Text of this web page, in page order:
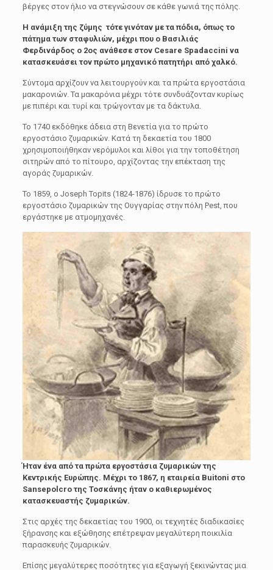
βέργες στον ήλιο να στεγνώσουν σε κάθε γωνιά της πόλης.
Η ανάμιξη της ζύμης τότε γινόταν με τα πόδια, όπως το
πάτημα των σταφυλιών, μέχρι που ο Βασιλιάς
Φερδινάρδος ο 2ος ανάθεσε στον Cesare Spadaccini να
κατασκευάσει τον πρώτο μηχανικό πατητήρι από χαλκό.
Σύντομα αρχίζουν να λειτουργούν και τα πρώτα εργοστάσια
μακαρονιών. Τα μακαρόνια μέχρι τότε συνδυάζονταν κυρίως
με πιπέρι και τυρί και τρώγονταν με τα δάκτυλα.
Το 1740 εκδόθηκε άδεια στη Βενετία για το πρώτο
εργοστάσιο ζυμαρικών. Κατά τη δεκαετία του 1800
χρησιμοποιήθηκαν νερόμυλοι και λίθοι για την τοποθέτηση
σιτηρών από το πίτουρο, αρχίζοντας την επέκταση της
αγοράς ζυμαρικών.
Το 1859, ο Joseph Topits (1824-1876) ίδρυσε το πρώτο
εργοστάσιο ζυμαρικών της Ουγγαρίας στην πόλη Pest, που
εργάστηκε με ατμομηχανές.
Ήταν ένα από τα πρώτα εργοστάσια ζυμαρικών της
Κεντρικής Ευρώπης. Μέχρι το 1867, η εταιρεία Buitoni στο
Sansepolcro της Τοσκάνης ήταν ο καθιερωμένος
κατασκευαστής ζυμαρικών.
Στις αρχές της δεκαετίας του 1900, οι τεχνητές διαδικασίες
ξήρανσης και εξώθησης επέτρεψαν μεγαλύτερη ποικιλία
παρασκευής ζυμαρικών.
Επίσης μεγαλύτερες ποσότητες για εξαγωγή ξεκινώντας μια